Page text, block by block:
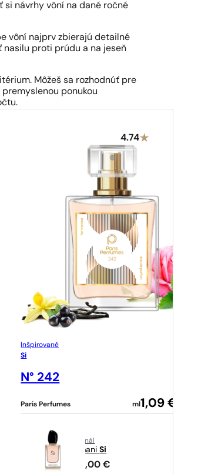
si návrhy vôní na dané ročné
vôní najprv zbierajú detailné
nasilu proti prúdu a na jeseň
Môžeš sa rozhodnúť pre
ponukou
€
4.74
Inšpirované
Si
N° 242
Paris Perfumes ml 1,09€
originál
ArmaniSi
124,00€